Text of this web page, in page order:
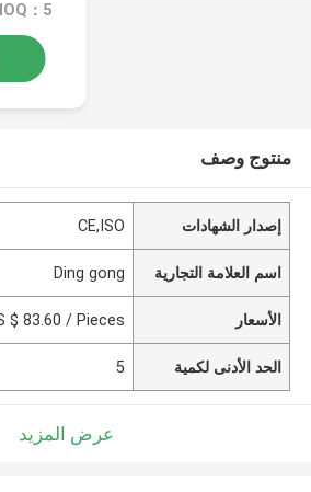
：5
منتوج وصف
إصدار الشهادات CE,ISO
اسم العلامة التجارية Ding gong
الأسعار $ 83.60 / Pieces
الحد الأدنى لكمية 5
عرض المزيد